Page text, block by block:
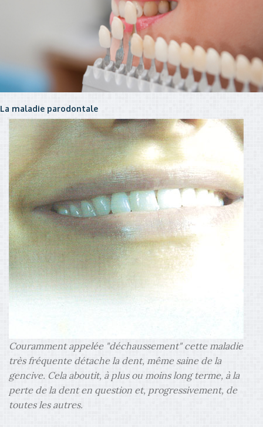
La maladie parodontale
Couramment appelée "déchaussement" cette maladie
très fréquente détache la dent, même saine de la
gencive. Cela aboutit, à plus ou moins long terme, à la
perte de la dent en question et, progressivement, de
toutes les autres.